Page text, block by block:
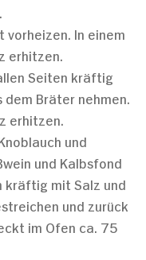
vorheizen. In einem
erhitzen.
Seiten kräftig
Bräter nehmen.
erhitzen.
und
und Kalbsfond
kräftig mit Salz und
und zurück
im Ofen ca. 75